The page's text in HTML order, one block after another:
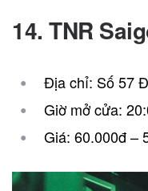
14. TNR
Địa chỉ: Số 57
Giờ mở cửa:
Giá: 60.000đ –